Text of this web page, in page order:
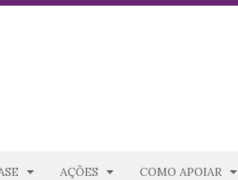
AÇÕES COMO APOIAR